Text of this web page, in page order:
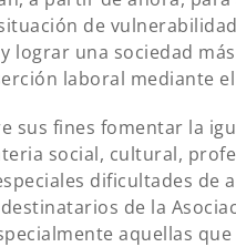
de
lograr una sociedad
laboral mediante
sus fines fomentar la
social, cultural,
dificultades de
de la
aquellas